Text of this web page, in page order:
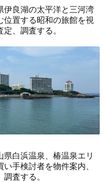
伊良湖の太平洋と三河湾
位置する昭和の旅館を視
定、調査する。
県白浜温泉、椿温泉エリ
い手検討者を物件案内、
調査する。